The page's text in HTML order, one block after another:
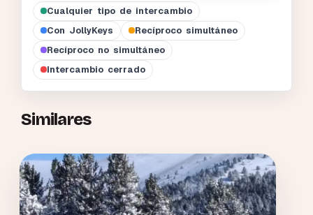
Cualquier tipo de intercambio
Con JollyKeys
Recíproco simultáneo
Recíproco no simultáneo
Intercambio cerrado
Similares